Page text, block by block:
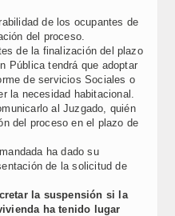
de los ocupantes de
del proceso.
de la finalización del plazo
Pública tendrá que adoptar
de servicios Sociales o
la necesidad habitacional.
al Juzgado, quién
del proceso en el plazo de
ha dado su
de la solicitud de
la suspensión si la
ha tenido lugar